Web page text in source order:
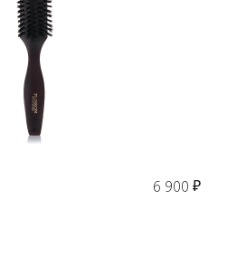
Подробнее
В корзину
6 900 ₽